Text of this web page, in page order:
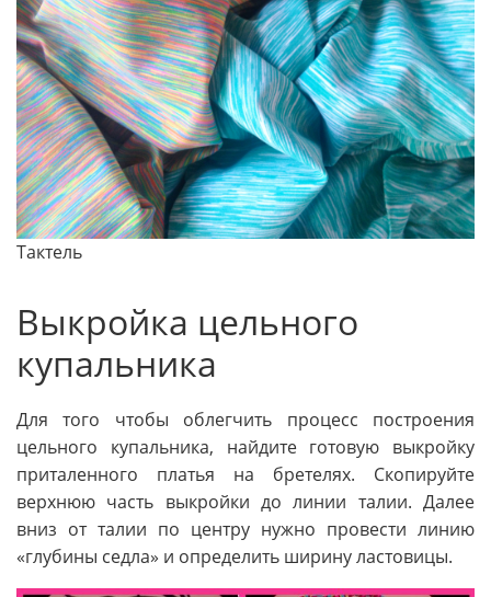
Тактель
Выкройка цельного
купальника
Для того чтобы облегчить процесс построения
цельного купальника, найдите готовую выкройку
приталенного платья на бретелях. Скопируйте
верхнюю часть выкройки до линии талии. Далее
вниз от талии по центру нужно провести линию
«глубины седла» и определить ширину ластовицы.